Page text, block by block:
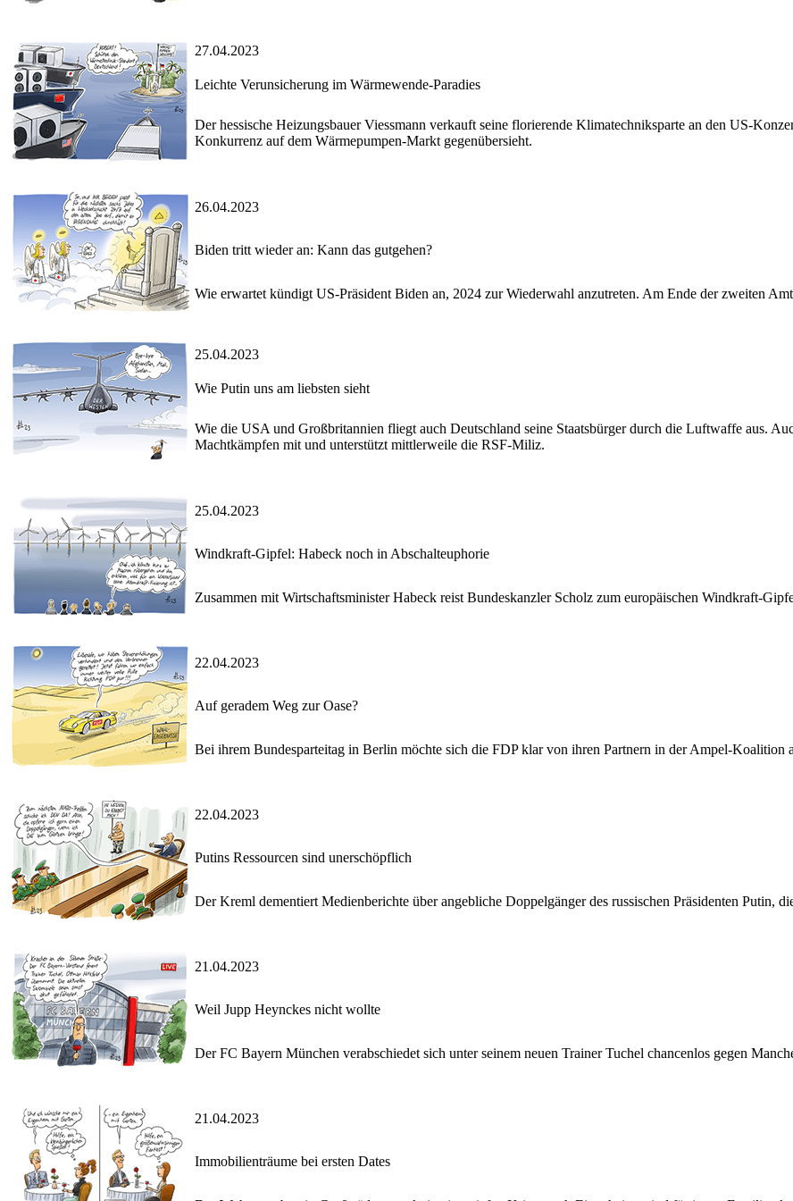
27.04.2023
Leichte Verunsicherung im Wärmewende-Paradies
Der hessische Heizungsbauer Viessmann verkauft seine florierende Klimatechniksparte an den US-
Konkurrenz auf dem Wärmepumpen-Markt gegenübersieht.
26.04.2023
Biden tritt wieder an: Kann das gutgehen?
Wie erwartet kündigt US-Präsident Biden an, 2024 zur Wiederwahl anzutreten. Am Ende der zweiten
25.04.2023
Wie Putin uns am liebsten sieht
Wie die USA und Großbritannien fliegt auch Deutschland seine Staatsbürger durch die Luftwaffe aus.
Machtkämpfen mit und unterstützt mittlerweile die RSF-Miliz.
25.04.2023
Windkraft-Gipfel: Habeck noch in Abschalteuphorie
Zusammen mit Wirtschaftsminister Habeck reist Bundeskanzler Scholz zum europäischen Windkraft-
22.04.2023
Auf geradem Weg zur Oase?
Bei ihrem Bundesparteitag in Berlin möchte sich die FDP klar von ihren Partnern in der Ampel-Koalition
22.04.2023
Putins Ressourcen sind unerschöpflich
Der Kreml dementiert Medienberichte über angebliche Doppelgänger des russischen Präsidenten Putin,
21.04.2023
Weil Jupp Heynckes nicht wollte
Der FC Bayern München verabschiedet sich unter seinem neuen Trainer Tuchel chancenlos gegen
21.04.2023
Immobilienträume bei ersten Dates